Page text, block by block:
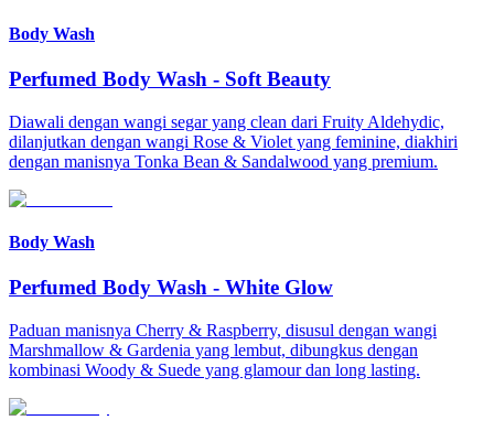
Body Wash
Perfumed Body Wash - Soft Beauty
Diawali dengan wangi segar yang clean dari Fruity Aldehydic,
dilanjutkan dengan wangi Rose & Violet yang feminine, diakhiri
dengan manisnya Tonka Bean & Sandalwood yang premium.
Body Wash
Perfumed Body Wash - White Glow
Paduan manisnya Cherry & Raspberry, disusul dengan wangi
Marshmallow & Gardenia yang lembut, dibungkus dengan
kombinasi Woody & Suede yang glamour dan long lasting.